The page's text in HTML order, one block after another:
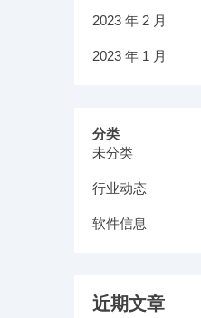
2023 年 2 月
2023 年 1 月
分类
未分类
行业动态
软件信息
近期文章